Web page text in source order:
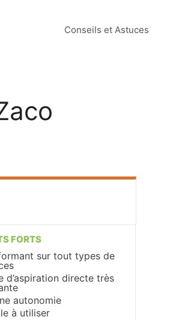
Conseils et Astuces
FORTS
sur tout types de
d’aspiration directe très
autonomie
à utiliser